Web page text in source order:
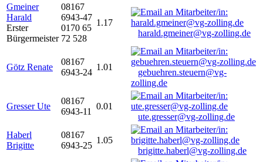
Gmeiner
Harald
Erster
Bürgermeister
08167
6943-47
0170 65
72 528
1.17
harald.gmeiner@vg-zolling.de
Götz Renate
08167
6943-24
1.01
gebuehren.steuern@vg-
zolling.de
Gresser Ute
08167
6943-11
0.01
ute.gresser@vg-zolling.de
Haberl
Brigitte
08167
6943-25
1.05
brigitte.haberl@vg-zolling.de